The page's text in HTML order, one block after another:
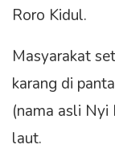
Roro Kidul.
Masyarakat
karang di
(nama asli Nyi
laut.